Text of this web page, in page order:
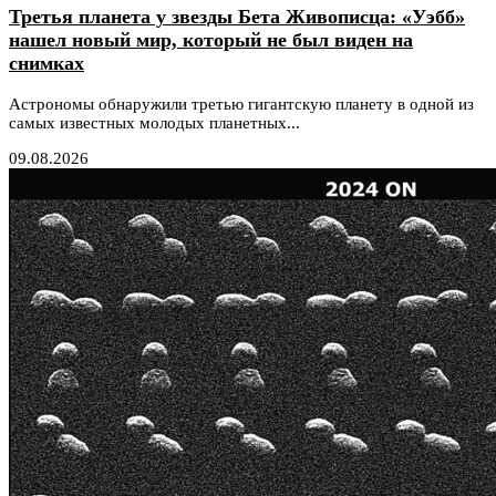
Третья планета у звезды Бета Живописца: «Уэбб»
нашел новый мир, который не был виден на
снимках
Астрономы обнаружили третью гигантскую планету в одной из
самых известных молодых планетных...
09.08.2026